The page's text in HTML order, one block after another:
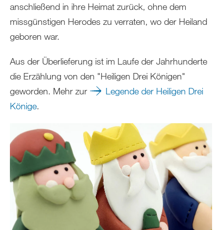
anschließend in ihre Heimat zurück, ohne dem
missgünstigen Herodes zu verraten, wo der Heiland
geboren war.
Aus der Überlieferung ist im Laufe der Jahrhunderte
die Erzählung von den "Heiligen Drei Königen"
geworden. Mehr zur
Legende der Heiligen Drei
Könige.